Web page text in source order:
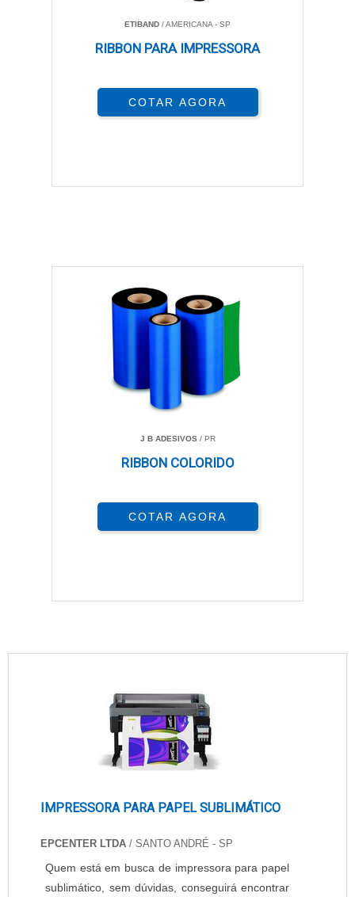
ETIBAND / AMERICANA - SP
RIBBON PARA IMPRESSORA
COTAR AGORA
J B ADESIVOS/ PR
RIBBON COLORIDO
COTAR AGORA
IMPRESSORA PARA PAPEL SUBLIMÁTICO
EPCENTER LTDA / SANTO ANDRÉ - SP
Quem está em busca de impressora para papel
sublimático, sem dúvidas, conseguirá encontrar